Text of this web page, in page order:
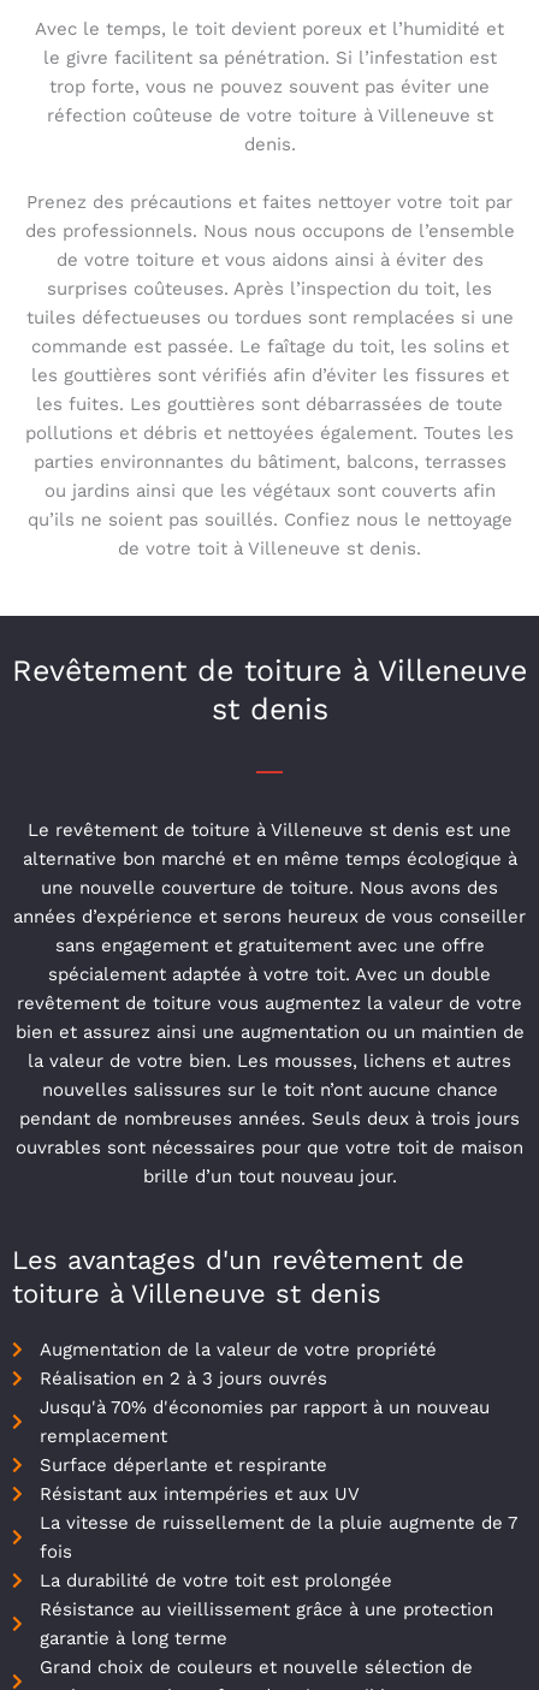
Avec le temps, le toit devient poreux et l’humidité et
le givre facilitent sa pénétration. Si l’infestation est
trop forte, vous ne pouvez souvent pas éviter une
réfection coûteuse de votre toiture à Villeneuve st
denis.
Prenez des précautions et faites nettoyer votre toit par
des professionnels. Nous nous occupons de l’ensemble
de votre toiture et vous aidons ainsi à éviter des
surprises coûteuses. Après l’inspection du toit, les
tuiles défectueuses ou tordues sont remplacées si une
commande est passée. Le faîtage du toit, les solins et
les gouttières sont vérifiés afin d’éviter les fissures et
les fuites. Les gouttières sont débarrassées de toute
pollutions et débris et nettoyées également. Toutes les
parties environnantes du bâtiment, balcons, terrasses
ou jardins ainsi que les végétaux sont couverts afin
qu’ils ne soient pas souillés. Confiez nous le nettoyage
de votre toit à Villeneuve st denis.
Revêtement de toiture à Villeneuve
st denis
Le revêtement de toiture à Villeneuve st denis est une
alternative bon marché et en même temps écologique à
une nouvelle couverture de toiture. Nous avons des
années d’expérience et serons heureux de vous conseiller
sans engagement et gratuitement avec une offre
spécialement adaptée à votre toit. Avec un double
revêtement de toiture vous augmentez la valeur de votre
bien et assurez ainsi une augmentation ou un maintien de
la valeur de votre bien. Les mousses, lichens et autres
nouvelles salissures sur le toit n’ont aucune chance
pendant de nombreuses années. Seuls deux à trois jours
ouvrables sont nécessaires pour que votre toit de maison
brille d’un tout nouveau jour.
Les avantages d'un revêtement de
toiture à Villeneuve st denis
Augmentation de la valeur de votre propriété
Réalisation en 2 à 3 jours ouvrés
Jusqu'à 70% d'économies par rapport à un nouveau
remplacement
Surface déperlante et respirante
Résistant aux intempéries et aux UV
La vitesse de ruissellement de la pluie augmente de 7
fois
La durabilité de votre toit est prolongée
Résistance au vieillissement grâce à une protection
garantie à long terme
Grand choix de couleurs et nouvelle sélection de